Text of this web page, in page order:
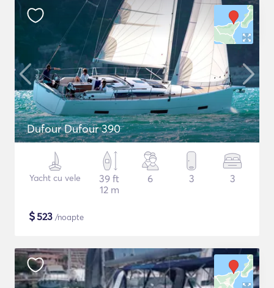
Dufour Dufour 390
Yacht cu vele
39 ft
12 m
6 3 3
$523 /noapte